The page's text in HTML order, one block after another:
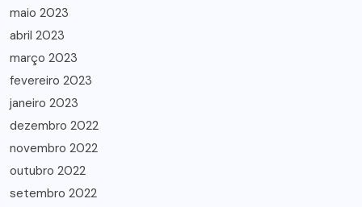
maio 2023
abril 2023
março 2023
fevereiro 2023
janeiro 2023
dezembro 2022
novembro 2022
outubro 2022
setembro 2022